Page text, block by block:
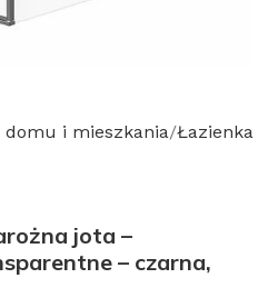
domu i mieszkania Łazienka
jota –
– czarna,